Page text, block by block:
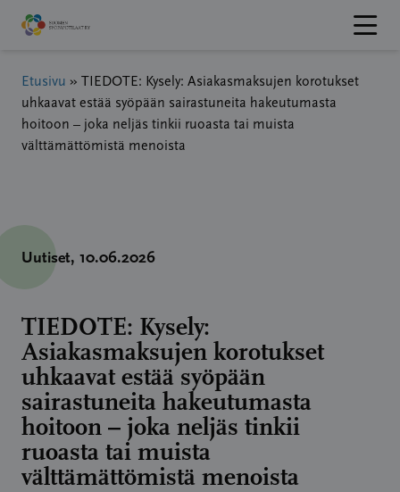
Hyppää
sisältöön
Etusivu »
TIEDOTE: Kysely: Asiakasmaksujen korotukset
uhkaavat estää syöpään sairastuneita hakeutumasta
hoitoon – joka neljäs tinkii ruoasta tai muista
välttämättömistä menoista
Uutiset, 10.06.2026
TIEDOTE: Kysely:
Asiakasmaksujen korotukset
uhkaavat estää syöpään
sairastuneita hakeutumasta
hoitoon – joka neljäs tinkii
ruoasta tai muista
välttämättömistä menoista